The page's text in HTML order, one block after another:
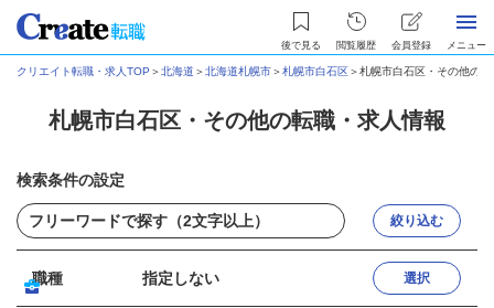
後で見る 閲覧履歴 会員登録 メニュー
クリエイト転職・求人TOP ＞北海道 ＞北海道札幌市＞札幌市白石区＞札幌市白石区・その他の
札幌市白石区・その他の転職・求人情報
検索条件の設定
絞り込む
職種 指定しない 選択